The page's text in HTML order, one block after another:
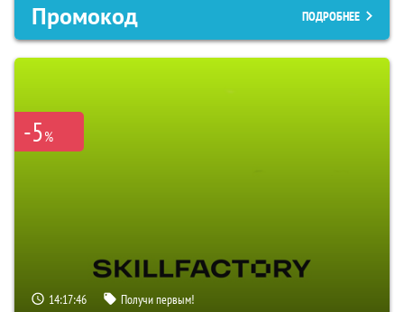
Промокод ПОДРОБНЕЕ
-5%
14:17:45 Получи первым!